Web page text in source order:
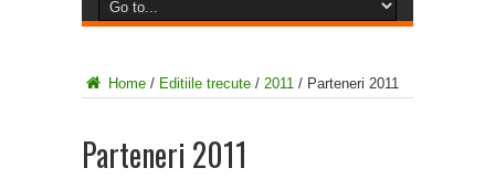
Home / Editiile trecute / 2011 / Parteneri 2011
Parteneri 2011